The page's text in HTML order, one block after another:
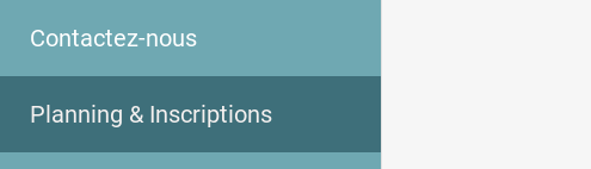
Contactez-nous
Planning & Inscriptions